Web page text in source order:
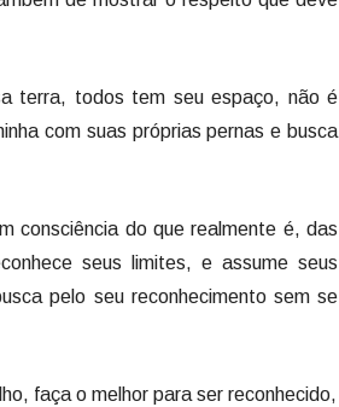
terra, todos tem seu espaço, não é
com suas próprias pernas e busca
consciência do que realmente é, das
seus limites, e assume seus
pelo seu reconhecimento sem se
faça o melhor para ser reconhecido,